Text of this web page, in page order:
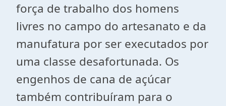
força de trabalho dos homens
livres no campo do artesanato e da
manufatura por ser executados por
uma classe desafortunada. Os
engenhos de cana de açúcar
também contribuíram para o